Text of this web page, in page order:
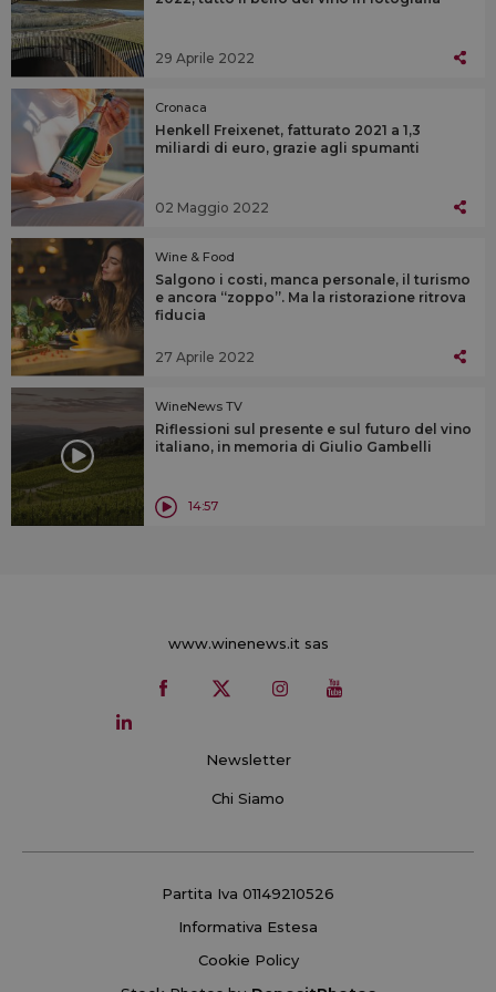
29 Aprile 2022
Cronaca
Henkell Freixenet, fatturato 2021 a 1,3
miliardi di euro, grazie agli spumanti
02 Maggio 2022
Wine & Food
Salgono i costi, manca personale, il turismo
e ancora “zoppo”. Ma la ristorazione ritrova
fiducia
27 Aprile 2022
WineNews TV
Riflessioni sul presente e sul futuro del vino
italiano, in memoria di Giulio Gambelli
14:57
www.winenews.it sas
Newsletter
Chi Siamo
Partita Iva 01149210526
Informativa Estesa
Cookie Policy